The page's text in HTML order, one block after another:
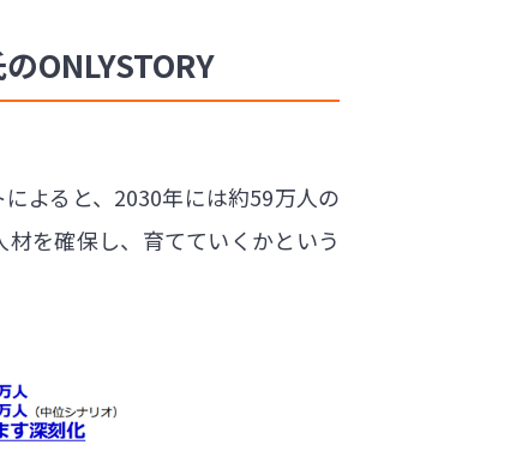
ONLYSTORY
よると、2030年には約59万人の
を確保し、育てていくかという